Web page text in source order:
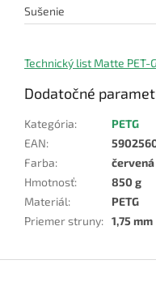
Sušenie
Technický list Matte PET-G
Dodatočné
Kategória:
PETG
EAN:
Farba:
červená
Hmotnosť:
850 g
Materiál:
PETG
Priemer struny: 1,75 mm